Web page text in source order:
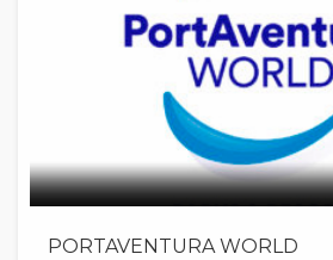
PORTAVENTURA WORLD